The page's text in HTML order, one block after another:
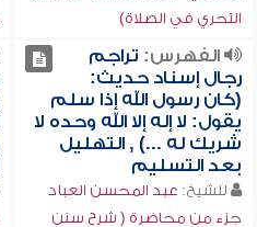
التحري في الصلاة)
الفهرس: تراجم
رجال إسناد حديث:
(كان رسول الله إذا سلم
يقول: لا إله إلا الله وحده لا
شريك له ...) , التهليل
بعد التسليم
للشيخ: عبد المحسن العباد
جزء من محاضرة ( شرح سنن